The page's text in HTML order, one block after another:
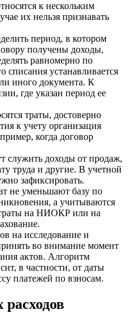
к нескольким
их нельзя признавать
период, в котором
получены доходы,
равномерно по
списания устанавливается
иного документа. К
где указан период ее
траты, достоверно
к учету организация
когда договор
служить доходы от продаж,
труда и другие. В учетной
зафиксировать.
не уменьшают базу по
а учитываются
на НИОКР или на
на исследование и
во внимание момент
актов. Алгоритм
в частности, от даты
платежей по взносам.